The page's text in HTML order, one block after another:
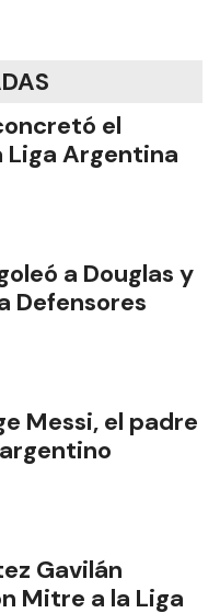
el
Liga Argentina
a Douglas y
Defensores
Messi, el padre
Gavilán
Mitre a la Liga